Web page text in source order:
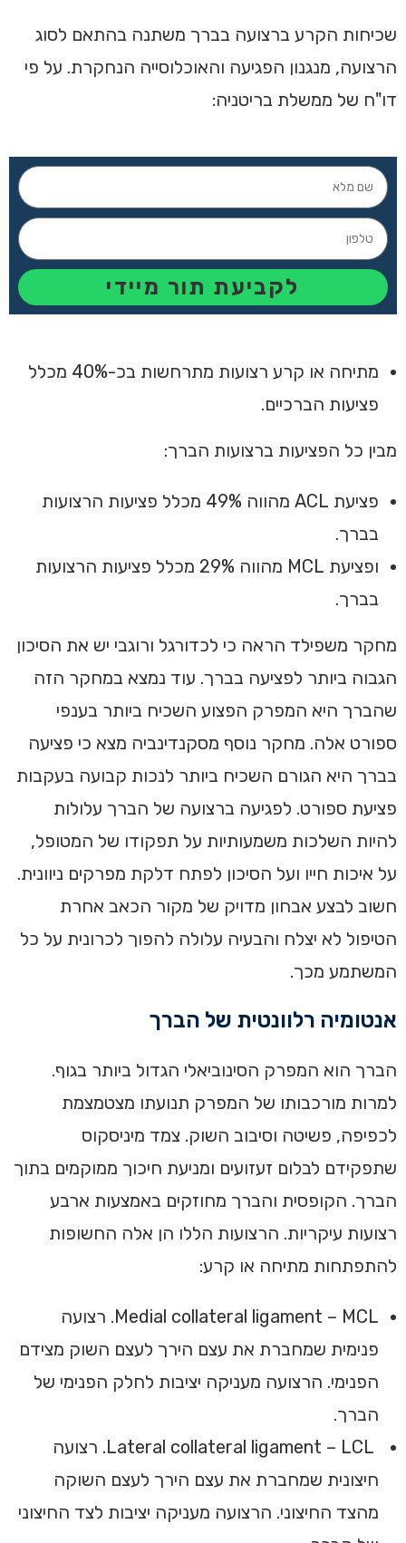
שכיחות הקרע ברצועה בברך משתנה בהתאם לסוג
הרצועה, מנגנון הפגיעה והאוכלוסייה הנחקרת. על פי
דו"ח של ממשלת בריטניה:
לקביעת תור מיידי
מתיחה או קרע רצועות מתרחשות בכ-40% מכלל
פציעות הברכיים.
מבין כל הפציעות ברצועות הברך:
פציעת ACL מהווה 49% מכלל פציעות הרצועות
בברך.
ופציעת MCL מהווה 29% מכלל פציעות הרצועות
בברך.
מחקר משפילד הראה כי לכדורגל ורוגבי יש את הסיכון
הגבוה ביותר לפציעה בברך. עוד נמצא במחקר הזה
שהברך היא המפרק הפצוע השכיח ביותר בענפי
ספורט אלה. מחקר נוסף מסקנדינביה מצא כי פציעה
בברך היא הגורם השכיח ביותר לנכות קבועה בעקבות
פציעת ספורט. לפגיעה ברצועה של הברך עלולות
להיות השלכות משמעותיות על תפקודו של המטופל,
על איכות חייו ועל הסיכון לפתח דלקת מפרקים ניוונית.
חשוב לבצע אבחון מדויק של מקור הכאב אחרת
הטיפול לא יצלח והבעיה עלולה להפוך לכרונית על כל
המשתמע מכך.
אנטומיה רלוונטית של הברך
הברך הוא המפרק הסינוביאלי הגדול ביותר בגוף.
למרות מורכבותו של המפרק תנועתו מצטמצמת
לכפיפה, פשיטה וסיבוב השוק. צמד מיניסקוס
שתפקידם לבלום זעזועים ומניעת חיכוך ממוקמים בתוך
הברך. הקופסית והברך מחוזקים באמצעות ארבע
רצועות עיקריות. הרצועות הללו הן אלה החשופות
להתפתחות מתיחה או קרע:
Medial collateral ligament – MCL. רצועה
פנימית שמחברת את עצם הירך לעצם השוק מצידם
הפנימי. הרצועה מעניקה יציבות לחלק הפנימי של
הברך.
Lateral collateral ligament – LCL. רצועה
חיצונית שמחברת את עצם הירך לעצם השוקה
מהצד החיצוני. הרצועה מעניקה יציבות לצד החיצוני